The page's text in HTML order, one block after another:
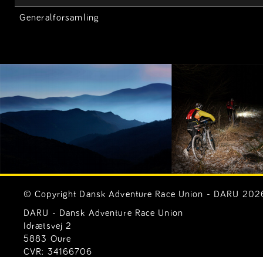
Generalforsamling
© Copyright Dansk Adventure Race Union - DARU
DARU - Dansk Adventure Race Union
Idrætsvej 2
5883 Oure
CVR: 34166706